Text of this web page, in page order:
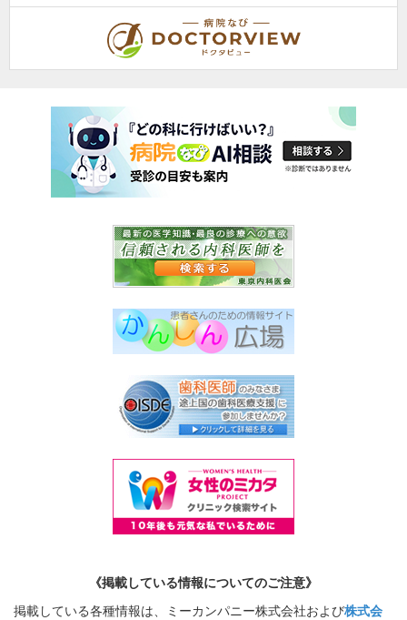
《掲載している情報についてのご注意》
掲載している各種情報は、ミーカンパニー株式会社および株式会